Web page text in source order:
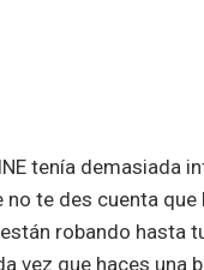
tenía demasiada
no te des cuenta
robando hasta
vez que haces una